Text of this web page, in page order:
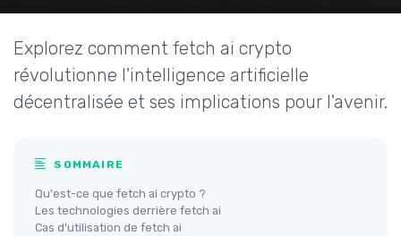
Explorez comment fetch ai crypto
révolutionne l'intelligence artificielle
décentralisée et ses implications pour l'avenir.
SOMMAIRE
Qu'est-ce que fetch ai crypto ?
Les technologies derrière fetch ai
Cas d'utilisation de fetch ai